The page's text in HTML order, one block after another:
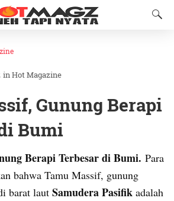
inHot Magazine
Gunung Berapi
Bumi
Berapi Terbesar di Bumi. Para
bahwa Tamu Massif, gunung
barat laut Samudera Pasifik adalah